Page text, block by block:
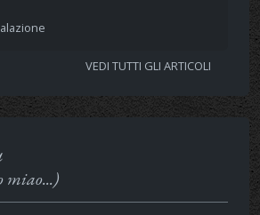
VEDI TUTTI GLI ARTICOLI
miao...)